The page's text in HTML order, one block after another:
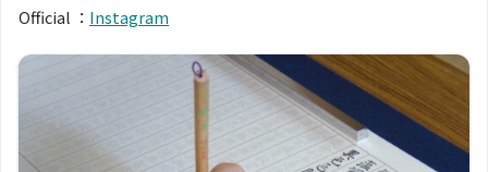
Official ： Instagram